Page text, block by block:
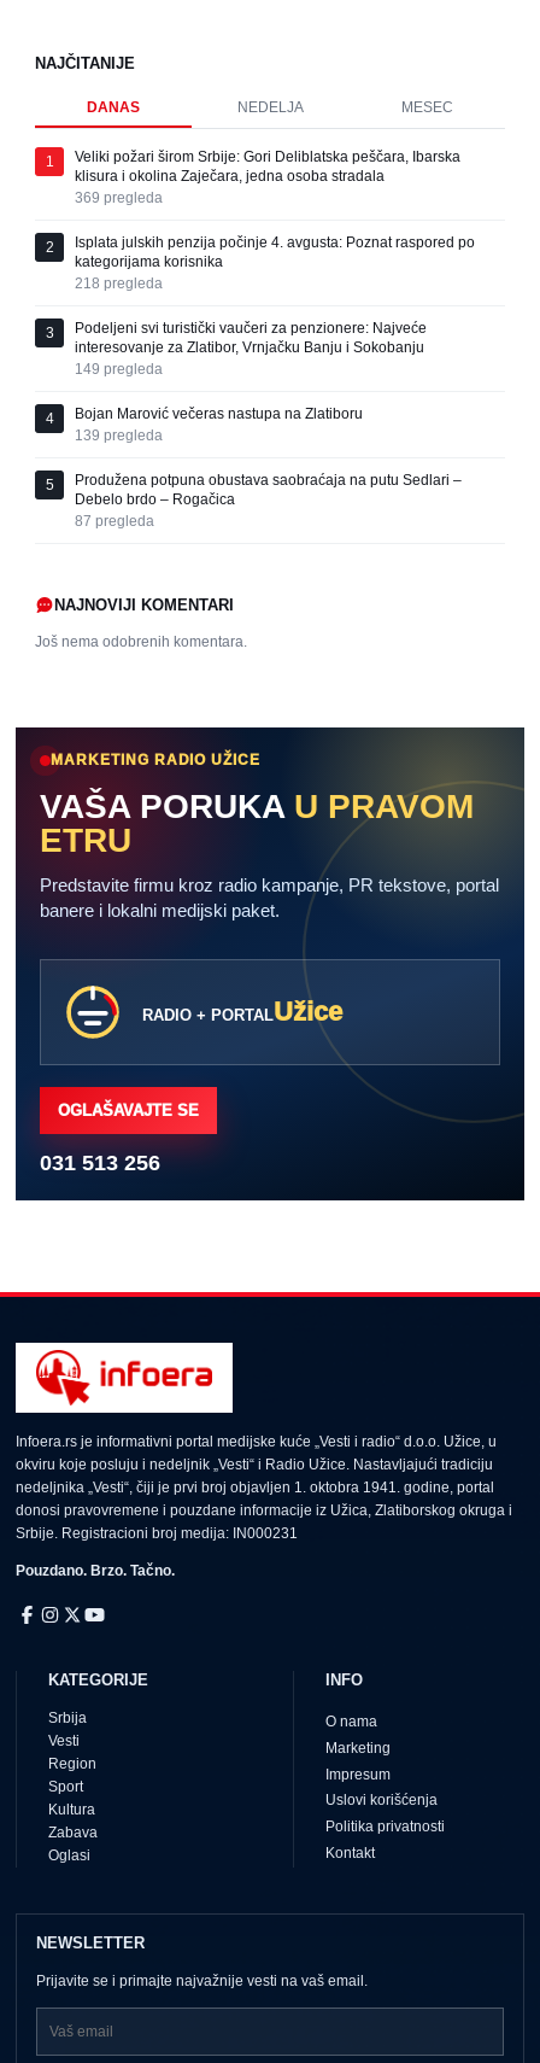
NAJČITANIJE
DANAS NEDELJA MESEC
1
Veliki požari širom Srbije: Gori Deliblatska peščara, Ibarska
klisura i okolina Zaječara, jedna osoba stradala
369 pregleda
2
Isplata julskih penzija počinje 4. avgusta: Poznat raspored po
kategorijama korisnika
218 pregleda
3
Podeljeni svi turistički vaučeri za penzionere: Najveće
interesovanje za Zlatibor, Vrnjačku Banju i Sokobanju
149 pregleda
4
Bojan Marović večeras nastupa na Zlatiboru
139 pregleda
5
Produžena potpuna obustava saobraćaja na putu Sedlari –
Debelo brdo – Rogačica
87 pregleda
NAJNOVIJI KOMENTARI
Još nema odobrenih komentara.
MARKETING RADIO UŽICE
VAŠA PORUKA U PRAVOM
ETRU
Predstavite firmu kroz radio kampanje, PR tekstove, portal
banere i lokalni medijski paket.
RADIO + PORTALUžice
OGLAŠAVAJTE SE
031 513 256
Infoera.rs je informativni portal medijske kuće „Vesti i radio“ d.o.o. Užice, u
okviru koje posluju i nedeljnik „Vesti“ i Radio Užice. Nastavljajući tradiciju
nedeljnika „Vesti“, čiji je prvi broj objavljen 1. oktobra 1941. godine, portal
donosi pravovremene i pouzdane informacije iz Užica, Zlatiborskog okruga i
Srbije. Registracioni broj medija: IN000231
Pouzdano. Brzo. Tačno.
KATEGORIJE
Srbija
Vesti
Region
Sport
Kultura
Zabava
Oglasi
INFO
O nama
Marketing
Impresum
Uslovi korišćenja
Politika privatnosti
Kontakt
NEWSLETTER
Prijavite se i primajte najvažnije vesti na vaš email.